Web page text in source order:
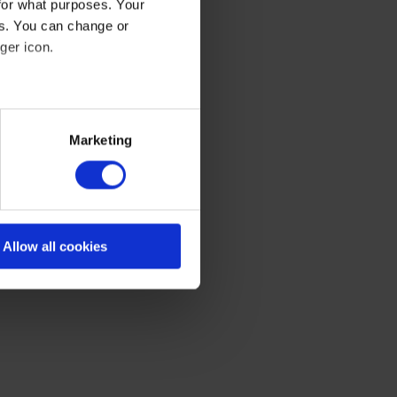
what purposes. Your
You can change or
icon.
meters
who may combine it with
Marketing
Allow all cookies